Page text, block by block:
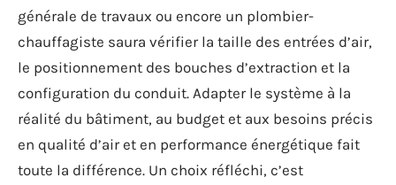
générale de travaux ou encore un plombier-
chauffagiste saura vérifier la taille des entrées d’air,
le positionnement des bouches d’extraction et la
configuration du conduit. Adapter le système à la
réalité du bâtiment, au budget et aux besoins précis
en qualité d’air et en performance énergétique fait
toute la différence. Un choix réfléchi, c’est